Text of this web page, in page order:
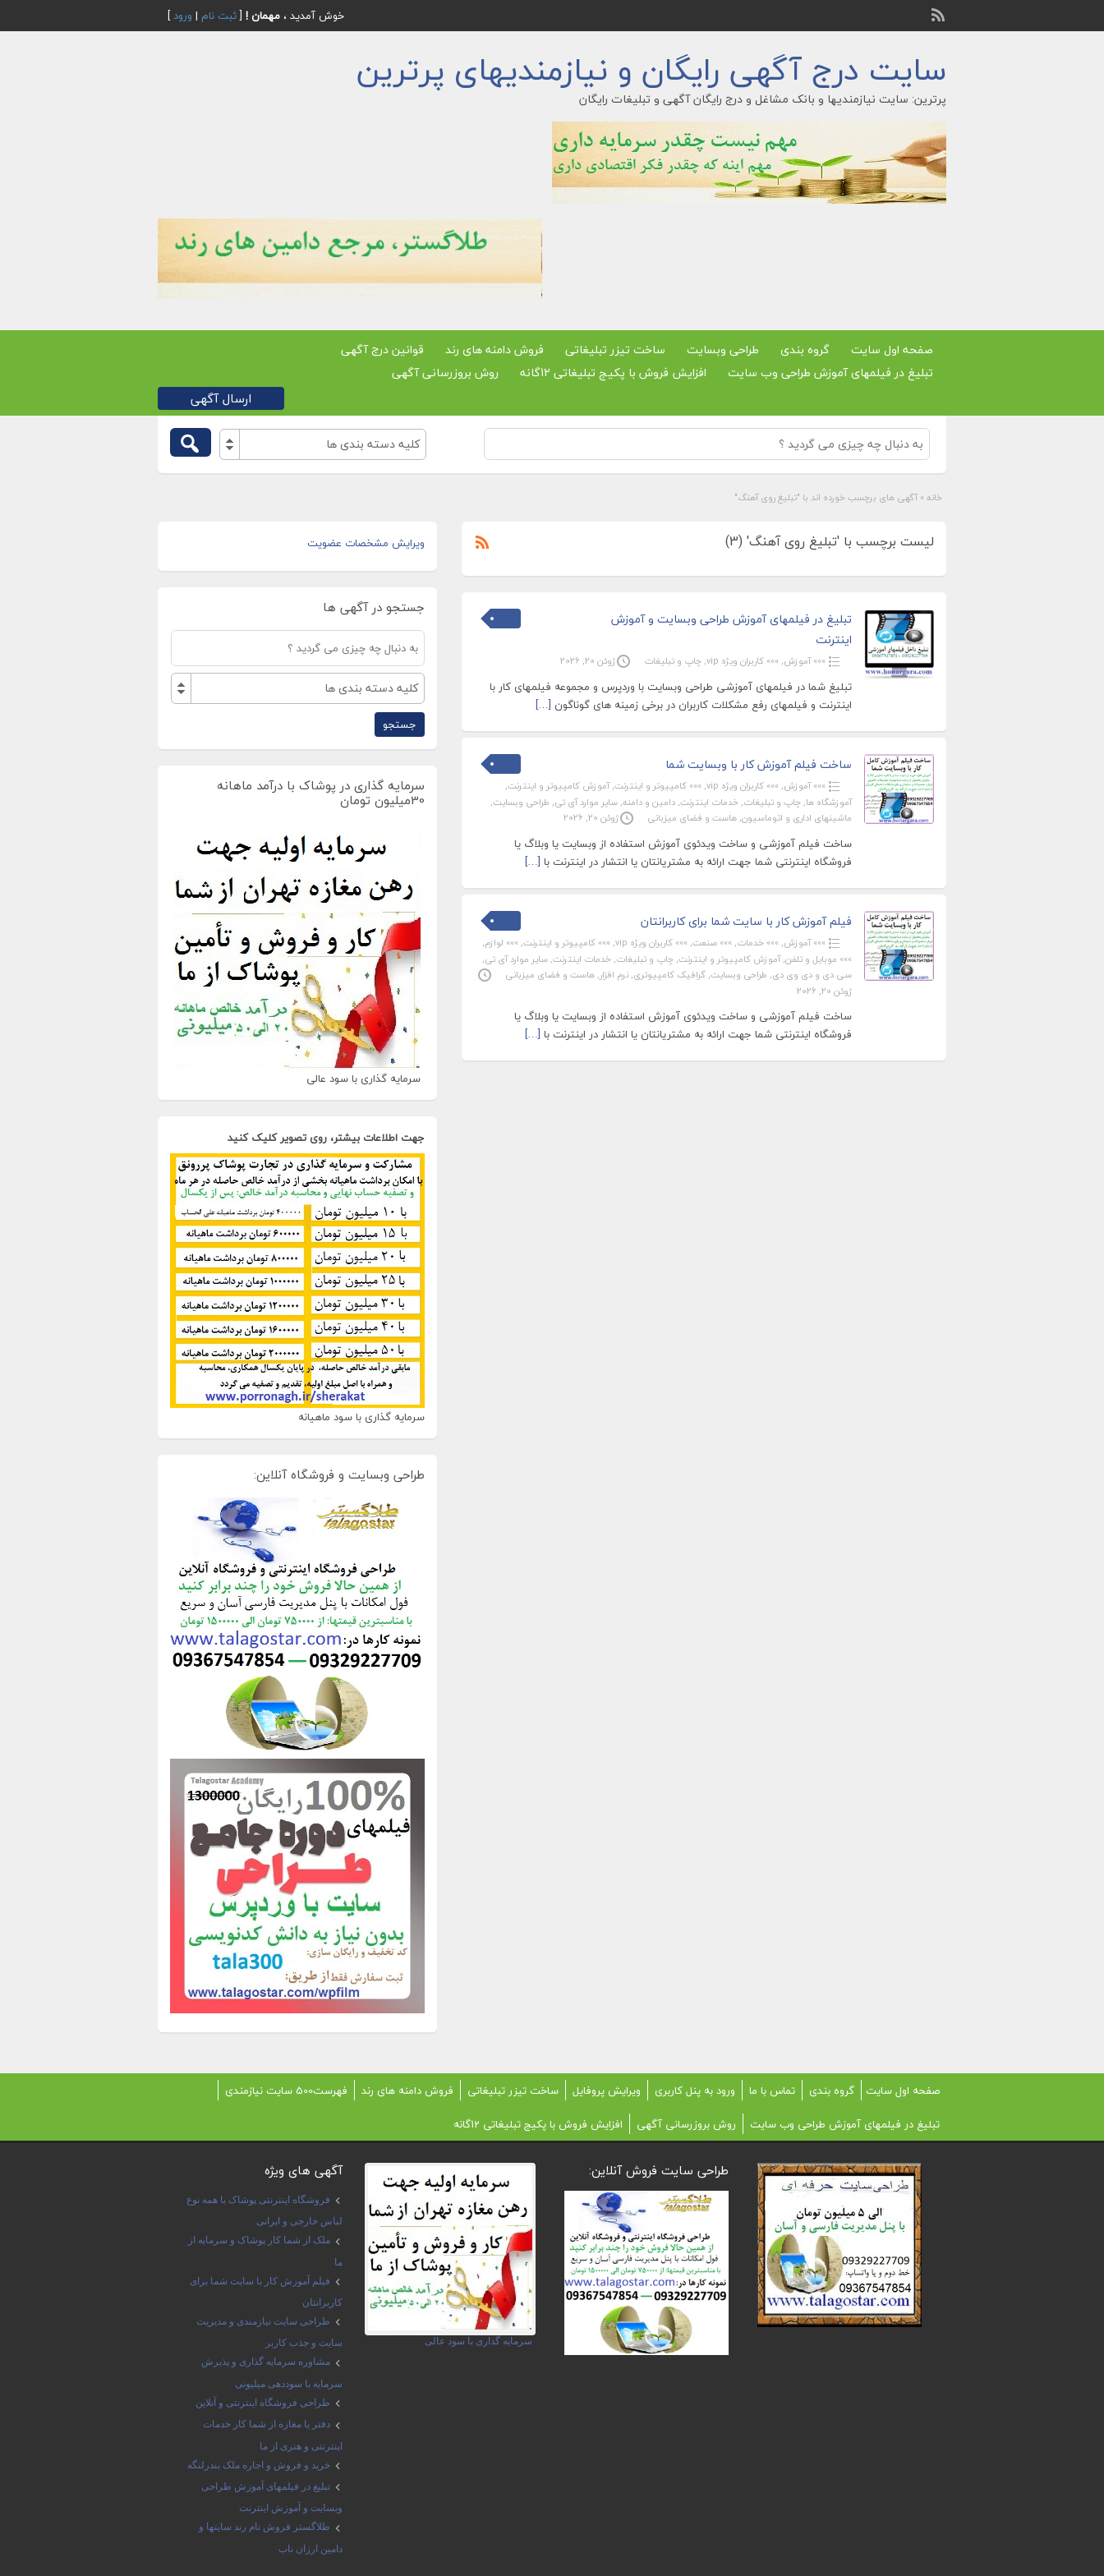
خوش آمدید ، مهمان ! [ثبت نام | ورود]
سایت درج آگهی رایگان و نیازمندیهای پرترین
پرترین: سایت نیازمندیها و بانک مشاغل و درج رایگان آگهی و تبلیغات رایگان
صفحه اول سایت گروه بندی طراحی وبسایت ساخت تیزر تبلیغاتی فروش دامنه های رند
قوانین درج آگهی
تبلیغ در فیلمهای آموزش طراحی وب سایت
افزایش فروش با پکیج تبلیغاتی 12گانه روش بروزرسانی آگهی
ارسال آگهی
کلیه دسته بندی ها
خانه » آگهی های برچسب خورده اند با "تبلیغ روی آهنگ"
لیست برچسب با 'تبلیغ روی آهنگ' (3)
تبلیغ در فیلمهای آموزش طراحی وبسایت و آموزش
اینترنت
»»» آموزش, »»» کاربران ویژه vip , چاپ و تبلیغات ژوئن 20, 2026
تبلیغ شما در فیلمهای آموزشی طراحی وبسایت با وردپرس و مجموعه فیلمهای کار با
اینترنت و فیلمهای رفع مشکلات کاربران در برخی زمینه های گوناگون […]
ساخت فیلم آموزش کار با وبسایت شما
»»» آموزش, »»» کاربران ویژه vip , »»» کامپیوتر و اینترنت,آموزش کامپیوتر و اینترنت,
آموزشگاه ها, چاپ و تبلیغات, خدمات اینترنت, دامین و دامنه, سایر موارد آی تی, طراحی وبسایت,
ماشینهای اداری و اتوماسیون, هاست و فضای میزبانی ژوئن 20, 2026
ساخت فیلم آموزشی و ساخت ویدئوی آموزش استفاده از وبسایت یا وبلاگ یا
فروشگاه اینترنتی شما جهت ارائه به مشتریانتان یا انتشار در اینترنت با […]
فیلم آموزش کار با سایت شما برای کاربرانتان
»»» آموزش, »»» خدمات, »»» صنعت, »»» کاربران ویژه vip , »»» کامپیوتر و اینترنت, »»» لوازم,
»»» موبایل و تلفن,آموزش کامپیوتر و اینترنت, چاپ و تبلیغات, خدمات اینترنت, سایر موارد آی تی,
سی دی و دی وی دی, طراحی وبسایت, گرافیک کامپیوتری, نرم افزار, هاست و فضای میزبانی
ژوئن 20, 2026
ساخت فیلم آموزشی و ساخت ویدئوی آموزش استفاده از وبسایت یا وبلاگ یا
فروشگاه اینترنتی شما جهت ارائه به مشتریانتان یا انتشار در اینترنت با […]
ویرایش مشخصات عضویت
جستجو در آگهی ها
کلیه دسته بندی ها
سرمایه گذاری در پوشاک با درآمد ماهانه
30میلیون تومان
سرمایه گذاری با سود عالی
جهت اطلاعات بیشتر، روی تصویر کلیک کنید
سرمایه گذاری با سود ماهیانه
طراحی وبسایت و فروشگاه آنلاین:
صفحه اول سایت گروه بندی تماس با ما ورود به پنل کاربری ویرایش پروفایل ساخت تیزر تبلیغاتی فروش دامنه های رند
فهرست500 سایت نیازمندی
تبلیغ در فیلمهای آموزش طراحی وب سایت
روش بروزرسانی آگهی افزایش فروش با پکیج تبلیغاتی 12گانه
آگهی های ویژه
فروشگاه اینترنتی پوشاک با همه نوع
لباس خارجی و ایرانی
ملک از شما کار پوشاک و سرمایه از
ما
فیلم آموزش کار با سایت شما برای
کاربرانتان
طراحی سایت نیازمندی و مدیریت
سایت و جذب کاربر
مشاوره سرمایه گذاری و پذیرش
سرمایه با سوددهی میلیونی
طراحی فروشگاه اینترنتی و آنلاین
دفتر یا مغازه از شما کار خدمات
اینترنتی و هنری از ما
خرید و فروش و اجاره ملک بندرلنگه
تبلیغ در فیلمهای آموزش طراحی
وبسایت و آموزش اینترنت
طلاگستر فروش نام رند سایتها و
دامین ارزان ناب
سرمایه گذاری با سود عالی
طراحی سایت فروش آنلاین: